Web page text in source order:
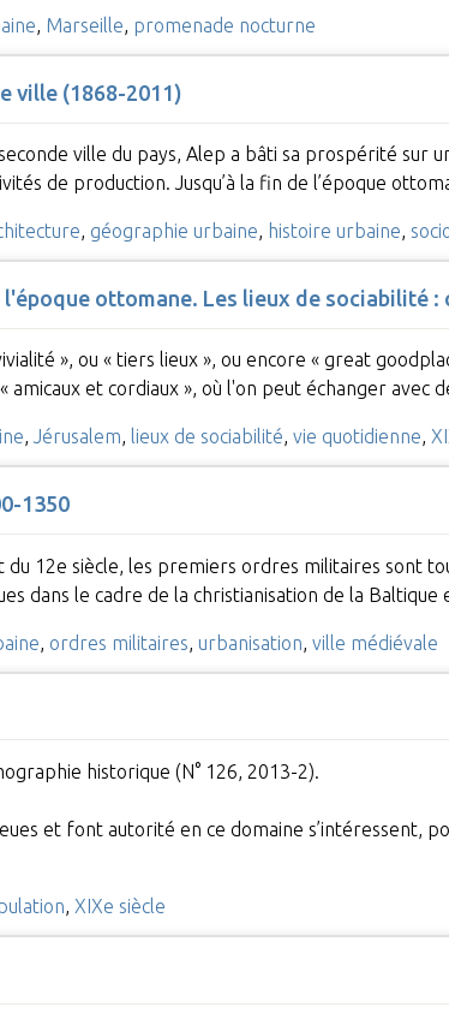
, Marseille, promenade nocturne
ville (1868-2011)
ville du pays, Alep a bâti sa prospérité sur
de production. Jusqu’à la fin de l’époque
, géographie urbaine, histoire urbaine,
ottomane. Les lieux de sociabilité :
», ou « tiers lieux », ou encore « great
amicaux et cordiaux », où l'on peut échanger avec
, Jérusalem, lieux de sociabilité, vie quotidienne,
1350
12e siècle, les premiers ordres militaires sont
dans le cadre de la christianisation de la Baltique
ordres militaires urbanisation ville médiévale
historique (N° 126, 2013-2).
et font autorité en ce domaine s’intéressent,
, XIXe siècle